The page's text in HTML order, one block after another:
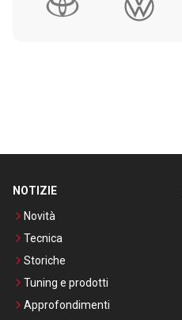
NOTIZIE
Novità
Tecnica
Storiche
Tuning e prodotti
Approfondimenti